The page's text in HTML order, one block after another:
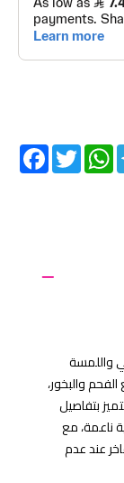
Twitter
WhatsApp
واللمسة
والبخور،
بتفاصيل
ناعمة، مع
عند عدم